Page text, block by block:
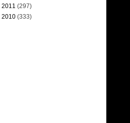
2011 (297)
2010 (333)